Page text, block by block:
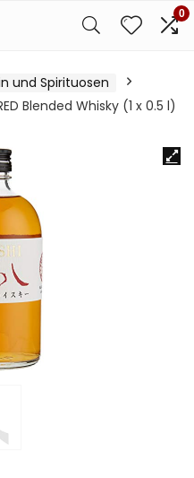
0
und Spirituosen
Blended Whisky (1 x 0.5 l)